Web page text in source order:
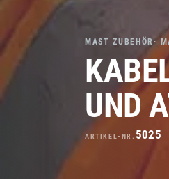
MAST ZUBEHÖR·
UND
ARTIKEL-NR. 5025